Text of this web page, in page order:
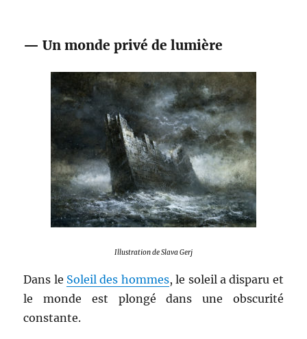
— Un monde privé de lumière
Illustration de Slava Gerj
Dans le Soleil des hommes, le soleil a disparu et
le monde est plongé dans une obscurité
constante.